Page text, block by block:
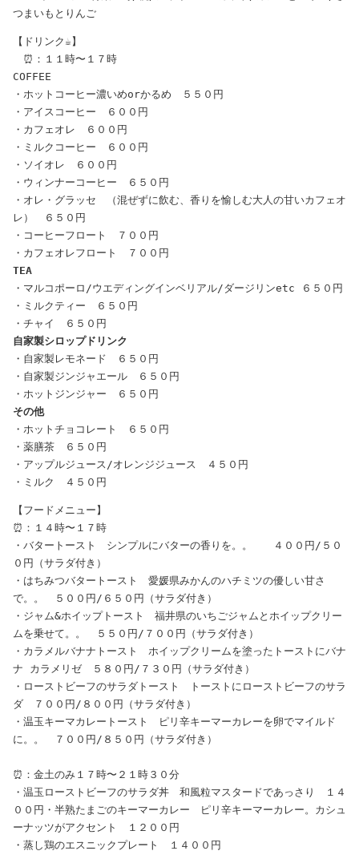
【ドリンク☕️】
⏰：１１時〜１７時
COFFEE
・ホットコーヒー濃いめorかるめ　５５０円
・アイスコーヒー　６００円
・カフェオレ　６００円
・ミルクコーヒー　６００円
・ソイオレ　６００円
・ウィンナーコーヒー　６５０円
・オレ・グラッセ　（混ぜずに飲む、香りを愉しむ大人の甘いカフェオ
レ）　６５０円
・コーヒーフロート　７００円
TEA
・マルコポーロ/ウエディングインベリアル/ダージリンetc ６５０円
・ミルクティー　６５０円
自家製シロップドリンク
・自家製レモネード　６５０円
・自家製ジンジャエール　６５０円
その他
・ホットチョコレート　６５０円
・薬膳茶　６５０円
・アップルジュース/オレンジジュース　４５０円
【フードメニュー】
⏰：１４時〜１７時
・バタートースト　シンプルにバターの香りを。。　　４００円/５０
０円（サラダ付き）
・はちみつバタートースト　愛媛県みかんのハチミツの優しい甘さ
で。。　５００円/６５０円（サラダ付き）
・ジャム&ホイップトースト　福井県のいちごジャムとホイップクリー
ムを乗せて。。　５５０円/７００円（サラダ付き）
・カラメルバナナトースト　ホイップクリームを塗ったトーストにバナ
ナ カラメリゼ　５８０円/７３０円（サラダ付き）
・ローストビーフのサラダトースト　トーストにローストビーフのサラ
ダ　７００円/８００円（サラダ付き）
・温玉キーマカレートースト　ピリ辛キーマーカレーを卵でマイルド
に。。　７００円/８５０円（サラダ付き）
⏰：金土のみ １７時〜２１時３０分
・温玉ローストビーフのサラダ丼　和風粒マスタードであっさり　１４
００円 ・半熟たまごのキーマーカレー　ピリ辛キーマーカレー。カシュ
ーナッツがアクセント　１２００円
・蒸し鶏のエスニックプレート　１４００円